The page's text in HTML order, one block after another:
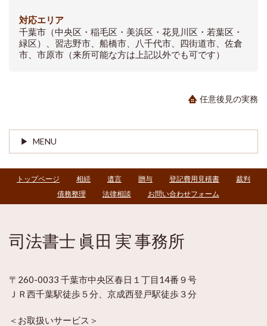
対応エリア
千葉市（中央区・稲毛区・美浜区・花見川区・若葉区・
緑区）、習志野市、船橋市、八千代市、四街道市、佐倉
市、市原市（来所可能な方は上記以外でも可です）
任意後見の実務
MENU
トップページ 相続 遺言 贈与 登記費用見積書
裁判
債務整理
法律相談 お問い合わせフォーム
司法書士 眞田 実 事務所
〒260-0033 千葉市中央区春日１丁目14番９号
ＪＲ西千葉駅徒歩５分、京成西登戸駅徒歩３分
＜お取扱いサービス＞